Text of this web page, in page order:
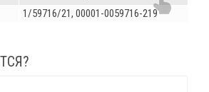
1/59716/21, 00001-0059716-219